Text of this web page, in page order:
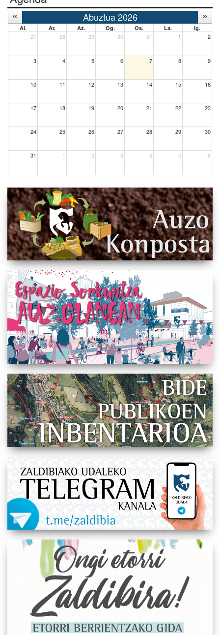
Abuztua 2026
Al. Ar. Az. Og. Os. La. Ig.
27 28 29 30 31 1 2
3 4 5 6 7 8 9
10 11 12 13 14 15 16
17 18 19 20 21 22 23
24 25 26 27 28 29 30
31 1 2 3 4 5 6